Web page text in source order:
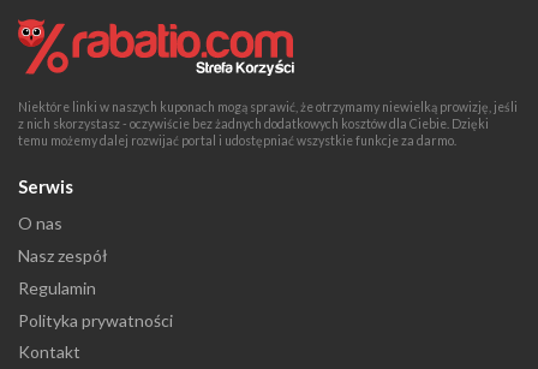
Niektóre linki w naszych kuponach mogą sprawić, że otrzymamy niewielką prowizję, jeśli
z nich skorzystasz - oczywiście bez żadnych dodatkowych kosztów dla Ciebie. Dzięki
temu możemy dalej rozwijać portal i udostępniać wszystkie funkcje za darmo.
Serwis
O nas
Nasz zespół
Regulamin
Polityka prywatności
Kontakt